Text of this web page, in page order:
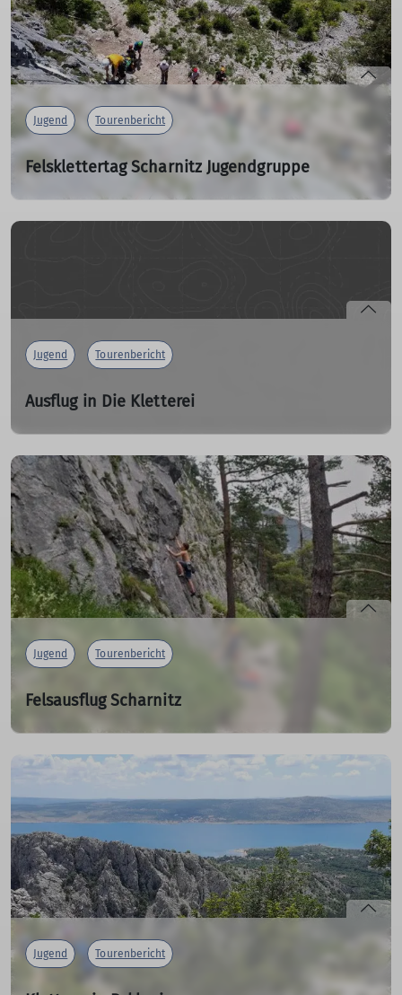
Jugend Tourenbericht
Felsklettertag Scharnitz Jugendgruppe
Erster gemeinsamer Ausflug der neuen Jugendgruppe
Jugend Tourenbericht
Ausflug in Die Kletterei
eine gelungene Schlechtwetteroption
mehr erfahren
Jugend Tourenbericht
Felsausflug Scharnitz
29.06.2024
Jugend Tourenbericht